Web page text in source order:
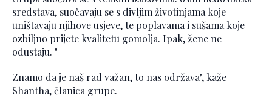
sredstava, suočavaju se s divljim životinjama koje
uništavaju njihove usjeve, te poplavama i sušama koje
ozbiljno prijete kvalitetu gomolja. Ipak, žene ne
odustaju. "
Znamo da je naš rad važan, to nas održava", kaže
Shantha, članica grupe.